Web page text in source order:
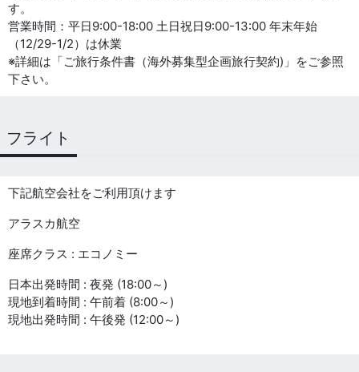
す。
営業時間：平日9:00-18:00 土日祝日9:00-13:00 年末年始
（12/29-1/2）は休業
※詳細は「ご旅行条件書（海外募集型企画旅行契約)」をご参照
下さい。
フライト
下記航空会社をご利用頂けます
アラスカ航空
座席クラス : エコノミー
日本出発時間 : 夜発 (18:00～)
現地到着時間 : 午前着 (8:00～)
現地出発時間 : 午後発 (12:00～)